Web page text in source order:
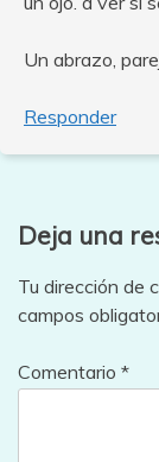
Un abrazo,
Responder
Deja una
Tu dirección de
campos
Comentario *